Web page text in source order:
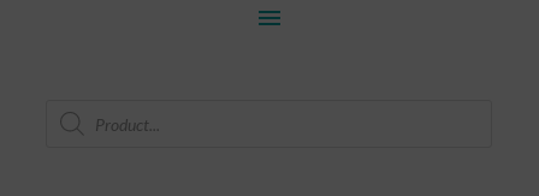
menu
Producten
zoeken